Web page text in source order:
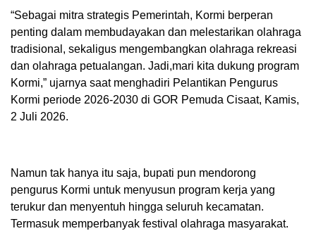
“Sebagai mitra strategis Pemerintah, Kormi berperan
penting dalam membudayakan dan melestarikan olahraga
tradisional, sekaligus mengembangkan olahraga rekreasi
dan olahraga petualangan. Jadi,mari kita dukung program
Kormi,” ujarnya saat menghadiri Pelantikan Pengurus
Kormi periode 2026-2030 di GOR Pemuda Cisaat, Kamis,
2 Juli 2026.
Namun tak hanya itu saja, bupati pun mendorong
pengurus Kormi untuk menyusun program kerja yang
terukur dan menyentuh hingga seluruh kecamatan.
Termasuk memperbanyak festival olahraga masyarakat.